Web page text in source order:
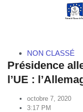
NON CLASSÉ
Présidence
l’UE :
octobre 7, 2020
3:17 PM